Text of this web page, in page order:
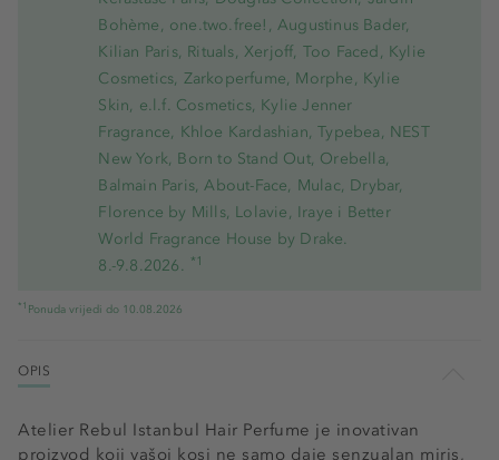
Bohème, one.two.free!, Augustinus Bader,
Kilian Paris, Rituals, Xerjoff, Too Faced, Kylie
Cosmetics, Zarkoperfume, Morphe, Kylie
Skin, e.l.f. Cosmetics, Kylie Jenner
Fragrance, Khloe Kardashian, Typebea, NEST
New York, Born to Stand Out, Orebella,
Balmain Paris, About-Face, Mulac, Drybar,
Florence by Mills, Lolavie, Iraye i Better
World Fragrance House by Drake.
8.-9.8.2026. *1
*1 Ponuda vrijedi do 10.08.2026
OPIS
Atelier Rebul Istanbul Hair Perfume je inovativan
proizvod koji vašoj kosi ne samo daje senzualan miris,